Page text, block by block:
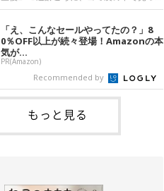
枚。飼い主さんの自宅マンションの駐輪場
です。子猫時代のモモちゃん。
@Kingponzuその日は気温が35℃を
ん、兄猫・ラムくん。@ten_ramu紹介す
@ten_ramuさんの愛猫・ラムくんとてん
ちゃん（ともに取材時6才）の成長記録で
す。この写真は、お迎えして間もない生後
1カ月半ごろの2匹。当時、ラムくんは260
グラム、てんちゃんは209グラムと、どち
らもとても小さな体でした。2匹
とくる
った小さな命。ミルクから育てられたその
子猫は今、家族に欠かせない存在へと成長
しました。ゴミ袋の中で見つかった、ミニ
モグラのような子猫よちよち歩きをしてい
たころの、生後2〜3週齢ごろのドンちゃ
ん。@doddou_1今回紹介するのは、
X（旧Twitter）ユーザー@doddou_1さん
の愛猫・ドンちゃん（取材時、推定6才／
本名：ドミトリー・ドンスコイ）。ドンち
ゃんは、保護猫でした。ドンちゃんが見つ
かったのは、飼い主さんの姉の勤め先の敷
「え、こんなセールやってたの？」8
0％OFF以上が続々登場！Amazonの本
気が...
PR(Amazon)
Recommended by
もっと見る